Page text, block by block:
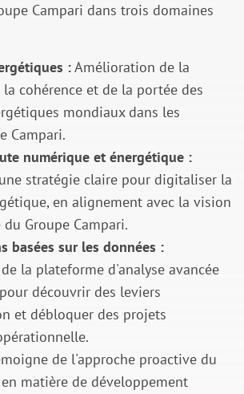
Campari dans trois domaines
:Amélioration de la
cohérence et de la portée des
mondiaux dans les
Campari.
numérique et énergétique :
stratégie claire pour digitaliser la
en alignement avec la vision
Groupe Campari.
basées sur les données :
la plateforme d'analyse avancée
découvrir des leviers
et débloquer des projets
de l'approche proactive du
matière de développement